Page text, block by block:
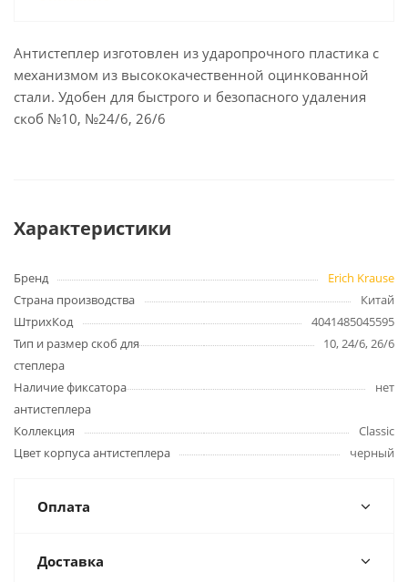
Антистеплер изготовлен из ударопрочного пластика с
механизмом из высококачественной оцинкованной
стали. Удобен для быстрого и безопасного удаления
скоб №10, №24/6, 26/6
Характеристики
Бренд
Erich Krause
Страна производства
Китай
ШтрихКод
4041485045595
Тип и размер скоб для
степлера
10, 24/6, 26/6
Наличие фиксатора
антистеплера
нет
Коллекция
Classic
Цвет корпуса антистеплера
черный
Оплата
Доставка